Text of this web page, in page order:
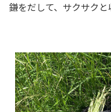
鎌をだして、サクサクと